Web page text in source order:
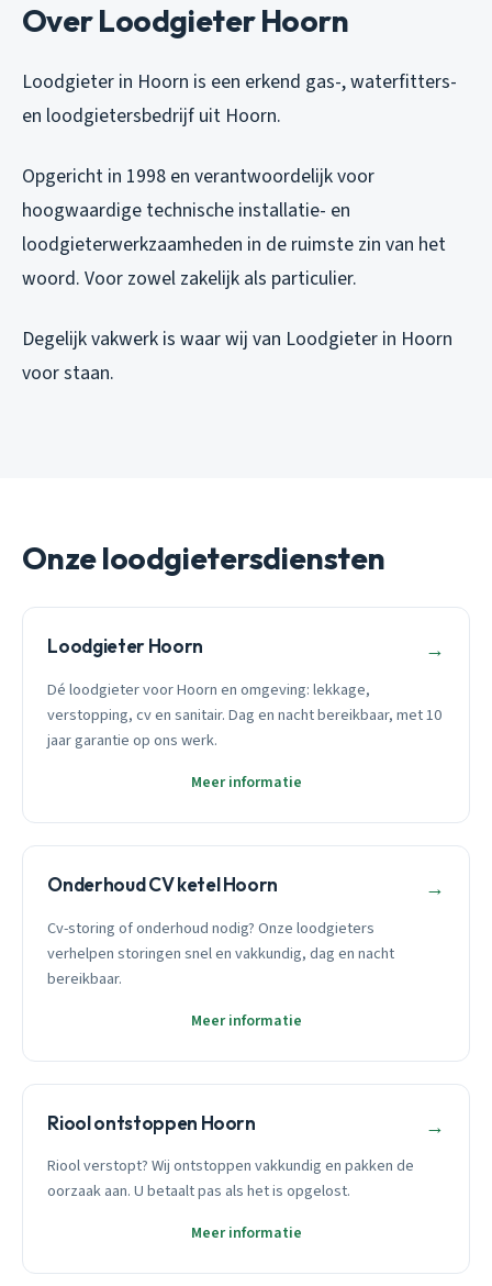
Over Loodgieter Hoorn
Loodgieter in Hoorn is een erkend gas-, waterfitters-
en loodgietersbedrijf uit Hoorn.
Opgericht in 1998 en verantwoordelijk voor
hoogwaardige technische installatie- en
loodgieterwerkzaamheden in de ruimste zin van het
woord. Voor zowel zakelijk als particulier.
Degelijk vakwerk is waar wij van Loodgieter in Hoorn
voor staan.
Onze loodgietersdiensten
Loodgieter Hoorn →
Dé loodgieter voor Hoorn en omgeving: lekkage,
verstopping, cv en sanitair. Dag en nacht bereikbaar, met 10
jaar garantie op ons werk.
Meer informatie
Onderhoud CV ketel Hoorn →
Cv-storing of onderhoud nodig? Onze loodgieters
verhelpen storingen snel en vakkundig, dag en nacht
bereikbaar.
Meer informatie
Riool ontstoppen Hoorn →
Riool verstopt? Wij ontstoppen vakkundig en pakken de
oorzaak aan. U betaalt pas als het is opgelost.
Meer informatie